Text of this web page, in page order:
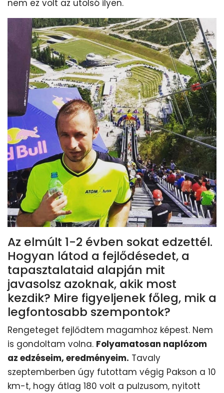
nem ez volt az utolsó ilyen.
Az elmúlt 1-2 évben sokat edzettél.
Hogyan látod a fejlődésedet, a
tapasztalataid alapján mit
javasolsz azoknak, akik most
kezdik? Mire figyeljenek főleg, mik a
legfontosabb szempontok?
Rengeteget fejlődtem magamhoz képest. Nem
is gondoltam volna. Folyamatosan naplózom
az edzéseim, eredményeim. Tavaly
szeptemberben úgy futottam végig Pakson a 10
km-t, hogy átlag 180 volt a pulzusom, nyitott